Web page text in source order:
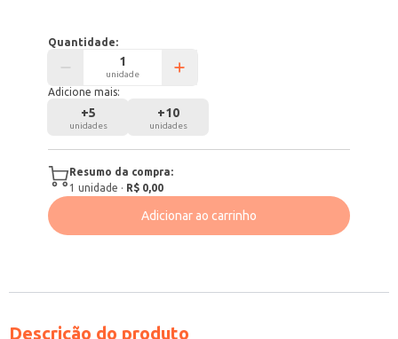
Quantidade:
unidade
Adicione mais:
+5
unidades
+10
unidades
Resumo da compra:
1 unidade · R$ 0,00
Adicionar ao carrinho
Descrição do produto